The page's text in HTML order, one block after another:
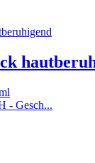
- Gesch...